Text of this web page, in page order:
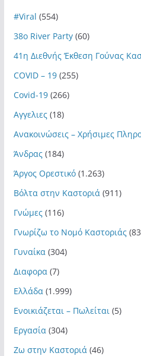
#Viral (554)
38ο River Party(60)
41η Διεθνής Έκθεση Γούνας
COVID – 19(255)
Covid-19(266)
Αγγελιες(18)
Ανακοινώσεις – Χρήσιμες
Άνδρας(184)
Άργος Ορεστικό(1.263)
Βόλτα στην Καστοριά(911)
Γνώμες(116)
Γνωρίζω το Νομό Καστοριάς
Γυναίκα(304)
Διαφορα(7)
Ελλάδα(1.999)
Ενοικιάζεται – Πωλείται(5)
Εργασία(304)
Ζω στην Καστοριά(46)